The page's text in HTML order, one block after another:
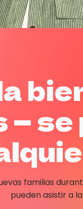
se
familias
pueden asistir a